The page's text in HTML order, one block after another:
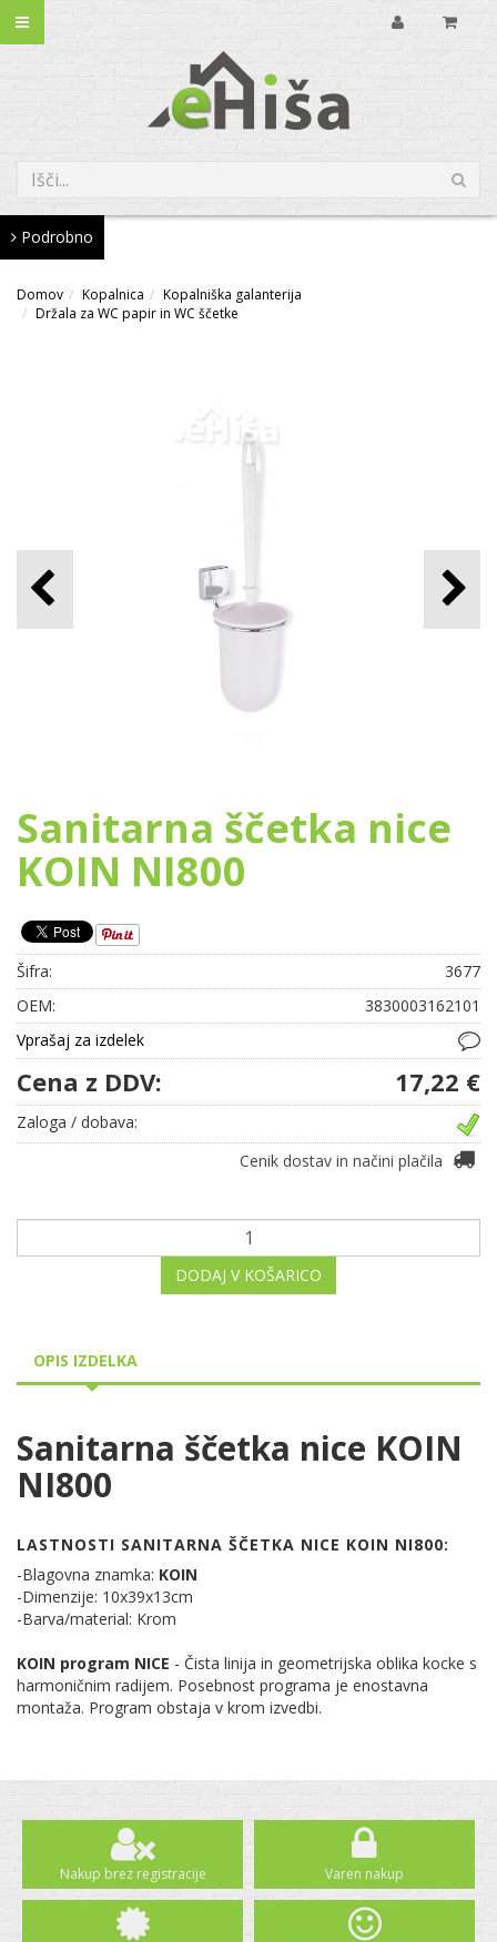
Podrobno
Domov Kopalnica
Kopalniška galanterija
Držala za WC papir in WC ščetke
Sanitarna ščetka nice
KOIN NI800
Šifra:
3677
OEM:
3830003162101
Vprašaj za izdelek
Cena z DDV: 17,22 €
Zaloga / dobava:
Cenik dostav in načini plačila
DODAJ V KOŠARICO
OPIS IZDELKA
Sanitarna ščetka nice KOIN
NI800
LASTNOSTI SANITARNA ŠČETKA NICE KOIN NI800:
-Blagovna znamka: KOIN
-Dimenzije: 10x39x13cm
-Barva/material: Krom
KOIN program NICE - Čista linija in geometrijska oblika kocke s
harmoničnim radijem. Posebnost programa je enostavna
montaža. Program obstaja v krom izvedbi.
Nakup brez registracije Varen nakup